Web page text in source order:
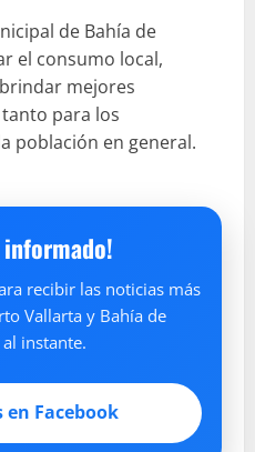
de Bahía de
el consumo local,
mejores
para los
población en general.
informado!
recibir las noticias más
Vallarta y Bahía de
instante.
en Facebook